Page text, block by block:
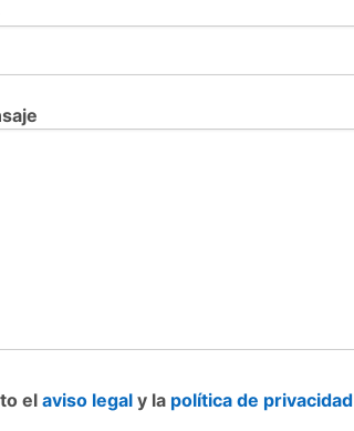
elaviso legal y la política de privacidad